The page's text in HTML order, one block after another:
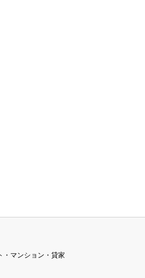
・マンション・貸家